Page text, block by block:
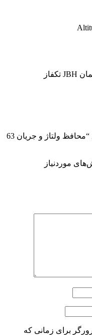
اولین کسی باشید که دیدگاهی می نویسد “محافظ ولتاژ و جریان 63
موردنیاز
برای زمانی که